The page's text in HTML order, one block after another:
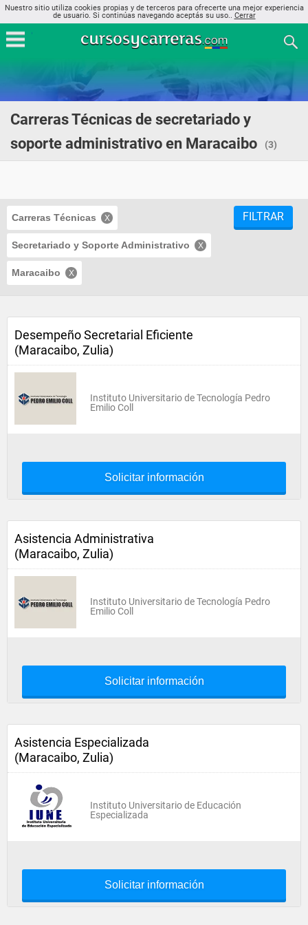
Nuestro sitio utiliza cookies propias y de terceros para ofrecerte una mejor experiencia
de usuario. Si continúas navegando aceptás su uso.. Cerrar
Carreras Técnicas de secretariado y
soporte administrativo en Maracaibo
(3)
Carreras Técnicas
Secretariado y Soporte Administrativo
Maracaibo
FILTRAR
Desempeño Secretarial Eficiente
(Maracaibo, Zulia)
Instituto Universitario de Tecnología Pedro
Emilio Coll
Solicitar información
Asistencia Administrativa
(Maracaibo, Zulia)
Instituto Universitario de Tecnología Pedro
Emilio Coll
Solicitar información
Asistencia Especializada
(Maracaibo, Zulia)
Instituto Universitario de Educación
Especializada
Solicitar información